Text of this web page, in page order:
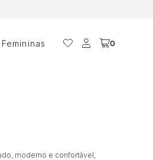
0
moderno e confortável,